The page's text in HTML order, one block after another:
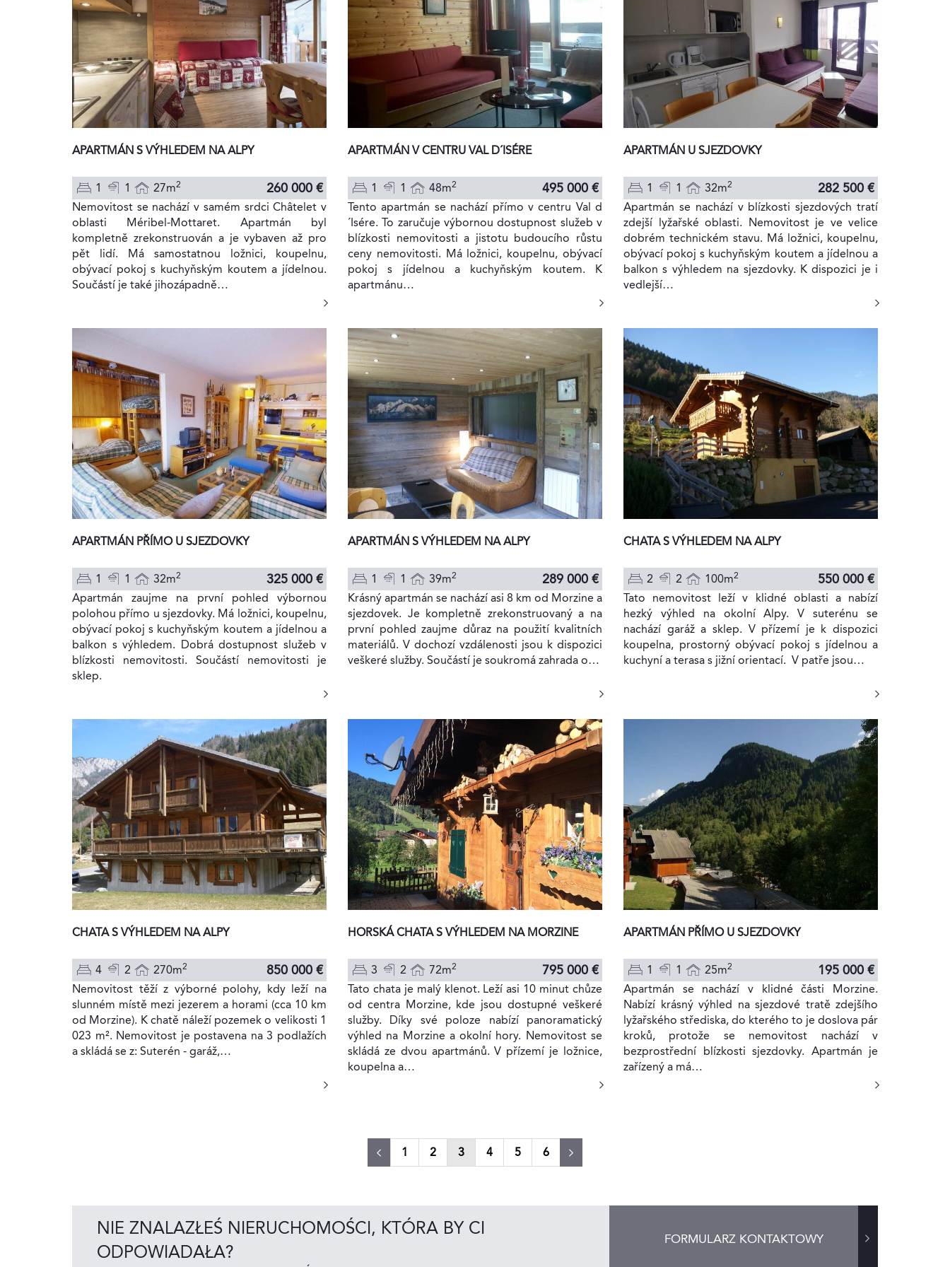
APARTMÁN S VÝHLEDEM NA ALPY
1 1 27m2 260 000 €
Nemovitost se nachází v samém srdci Châtelet v
oblasti Méribel-Mottaret. Apartmán byl
kompletně zrekonstruován a je vybaven až pro
pět lidí. Má samostatnou ložnici, koupelnu,
obývací pokoj s kuchyňským koutem a jídelnou.
Součástí je také jihozápadně…
APARTMÁN V CENTRU VAL D´ISÉRE
1 1 48m2 495 000 €
Tento apartmán se nachází přímo v centru Val d
´Isére. To zaručuje výbornou dostupnost služeb v
blízkosti nemovitosti a jistotu budoucího růstu
ceny nemovitosti. Má ložnici, koupelnu, obývací
pokoj s jídelnou a kuchyňským koutem. K
apartmánu…
APARTMÁN U SJEZDOVKY
1 1 32m2 282 500 €
Apartmán se nachází v blízkosti sjezdových tratí
zdejší lyžařské oblasti. Nemovitost je ve velice
dobrém technickém stavu. Má ložnici, koupelnu,
obývací pokoj s kuchyňským koutem a jídelnou a
balkon s výhledem na sjezdovky. K dispozici je i
vedlejší…
APARTMÁN PŘÍMO U SJEZDOVKY
1 1 32m2 325 000 €
Apartmán zaujme na první pohled výbornou
polohou přímo u sjezdovky. Má ložnici, koupelnu,
obývací pokoj s kuchyňským koutem a jídelnou a
balkon s výhledem. Dobrá dostupnost služeb v
blízkosti nemovitosti. Součástí nemovitosti je
sklep.
APARTMÁN S VÝHLEDEM NA ALPY
1 1 39m2 289 000 €
Krásný apartmán se nachází asi 8 km od Morzine a
sjezdovek. Je kompletně zrekonstruovaný a na
první pohled zaujme důraz na použití kvalitních
materiálů. V dochozí vzdálenosti jsou k dispozici
veškeré služby. Součástí je soukromá zahrada o…
CHATA S VÝHLEDEM NA ALPY
2 2 100m2 550 000 €
Tato nemovitost leží v klidné oblasti a nabízí
hezký výhled na okolní Alpy. V suterénu se
nachází garáž a sklep. V přízemí je k dispozici
koupelna, prostorný obývací pokoj s jídelnou a
kuchyní a terasa s jižní orientací. V patře jsou…
CHATA S VÝHLEDEM NA ALPY
4 2 270m2 850 000 €
Nemovitost těží z výborné polohy, kdy leží na
slunném místě mezi jezerem a horami (cca 10 km
od Morzine). K chatě náleží pozemek o velikosti 1
023 m². Nemovitost je postavena na 3 podlažích
a skládá se z: Suterén - garáž,…
HORSKÁ CHATA S VÝHLEDEM NA MORZINE
3 2 72m2 795 000 €
Tato chata je malý klenot. Leží asi 10 minut chůze
od centra Morzine, kde jsou dostupné veškeré
služby. Díky své poloze nabízí panoramatický
výhled na Morzine a okolní hory. Nemovitost se
skládá ze dvou apartmánů. V přízemí je ložnice,
koupelna a…
APARTMÁN PŘÍMO U SJEZDOVKY
1 1 25m2 195 000 €
Apartmán se nachází v klidné části Morzine.
Nabízí krásný výhled na sjezdové tratě zdejšího
lyžařského střediska, do kterého to je doslova pár
kroků, protože se nemovitost nachází v
bezprostřední blízkosti sjezdovky. Apartmán je
zařízený a má…
1 2 3(current)
4 5 6
NIE ZNALAZŁEŚ NIERUCHOMOŚCI, KTÓRA BY CI
ODPOWIADAŁA?
FORMULARZ KONTAKTOWY